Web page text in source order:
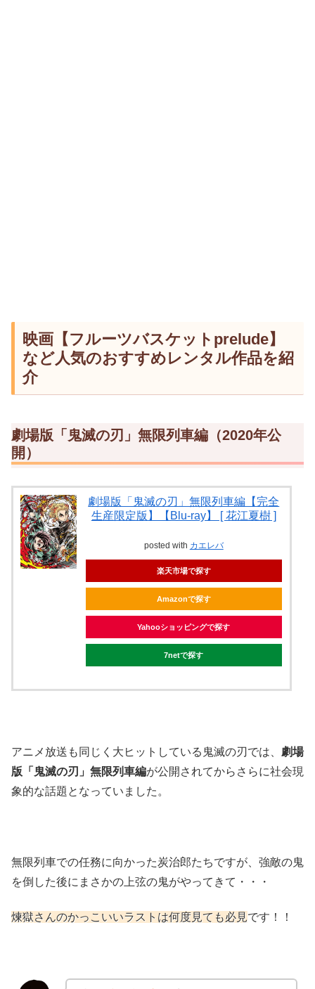
映画【フルーツバスケットprelude】
など人気のおすすめレンタル作品を紹
介
劇場版「鬼滅の刃」無限列車編（2020年公
開）
劇場版「鬼滅の刃」無限列車編【完全
生産限定版】【Blu-ray】 [ 花江夏樹 ]
posted with カエレバ
楽天市場で探す
Amazonで探す
Yahooショッピングで探す
7netで探す
アニメ放送も同じく大ヒットしている鬼滅の刃では、 劇場
版「鬼滅の刃」無限列車編が公開されてからさらに社会現
象的な話題となっていました。
無限列車での任務に向かった炭治郎たちですが、強敵の鬼
を倒した後にまさかの上弦の鬼がやってきて・・・
煉獄さんのかっこいいラストは何度見ても必見です！！